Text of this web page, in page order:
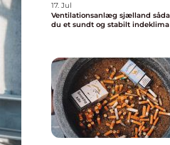
17. Jul
Ventilationsanlæg sjælland sådan får
du et sundt og stabilt indeklima